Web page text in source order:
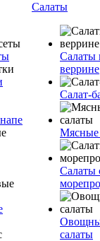
Салаты
Салаты
веррине
Салат-
Мясные
Салаты
салаты